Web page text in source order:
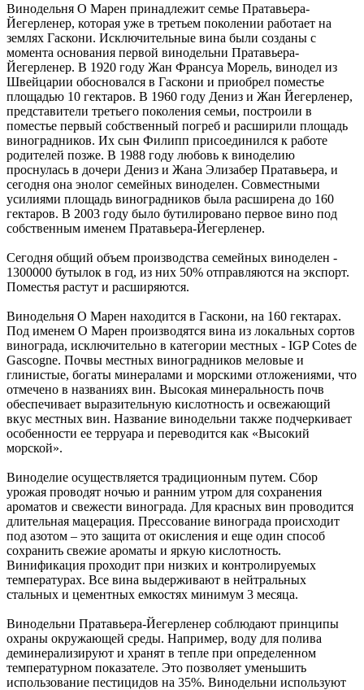
Винодельня О Марен принадлежит семье Пратавьера-
Йегерленер, которая уже в третьем поколении работает на
землях Гаскони. Исключительные вина были созданы с
момента основания первой винодельни Пратавьера-
Йегерленер. В 1920 году Жан Франсуа Морель, винодел из
Швейцарии обосновался в Гаскони и приобрел поместье
площадью 10 гектаров. В 1960 году Дениз и Жан Йегерленер,
представители третьего поколения семьи, построили в
поместье первый собственный погреб и расширили площадь
виноградников. Их сын Филипп присоединился к работе
родителей позже. В 1988 году любовь к виноделию
проснулась в дочери Дениз и Жана Элизабер Пратавьера, и
сегодня она энолог семейных виноделен. Совместными
усилиями площадь виноградников была расширена до 160
гектаров. В 2003 году было бутилировано первое вино под
собственным именем Пратавьера-Йегерленер.
Сегодня общий объем производства семейных виноделен -
1300000 бутылок в год, из них 50% отправляются на экспорт.
Поместья растут и расширяются.
Винодельня О Марен находится в Гаскони, на 160 гектарах.
Под именем О Марен производятся вина из локальных сортов
винограда, исключительно в категории местных - IGP Cotes de
Gascogne. Почвы местных виноградников меловые и
глинистые, богаты минералами и морскими отложениями, что
отмечено в названиях вин. Высокая минеральность почв
обеспечивает выразительную кислотность и освежающий
вкус местных вин. Название винодельни также подчеркивает
особенности ее терруара и переводится как «Высокий
морской».
Виноделие осуществляется традиционным путем. Сбор
урожая проводят ночью и ранним утром для сохранения
ароматов и свежести винограда. Для красных вин проводится
длительная мацерация. Прессование винограда происходит
под азотом – это защита от окисления и еще один способ
сохранить свежие ароматы и яркую кислотность.
Винификация проходит при низких и контролируемых
температурах. Все вина выдерживают в нейтральных
стальных и цементных емкостях минимум 3 месяца.
Винодельни Пратавьера-Йегерленер соблюдают принципы
охраны окружающей среды. Например, воду для полива
деминерализируют и хранят в тепле при определенном
температурном показателе. Это позволяет уменьшить
использование пестицидов на 35%. Винодельни используют